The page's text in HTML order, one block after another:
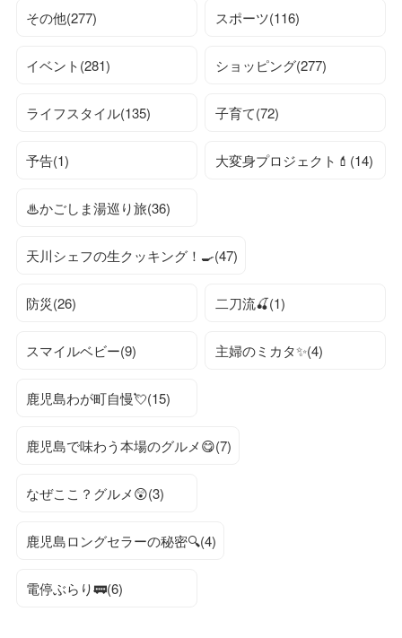
その他(277) スポーツ(116)
イベント(281) ショッピング(277)
ライフスタイル(135) 子育て(72)
予告(1) 大変身プロジェクト💄(14)
♨かごしま湯巡り旅(36)
天川シェフの生クッキング！🍳(47)
防災(26) 二刀流🍒(1)
スマイルベビー(9) 主婦のミカタ✨(4)
鹿児島わが町自慢💘(15)
鹿児島で味わう本場のグルメ😋(7)
なぜここ？グルメ😲(3)
鹿児島ロングセラーの秘密🔍(4)
電停ぶらり🚃(6)